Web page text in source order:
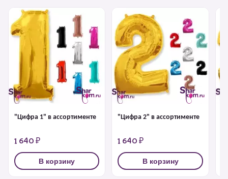
"Цифра 1" в ассортименте
1 640 ₽
В корзину
"Цифра 2" в ассортименте
1 640 ₽
В корзину